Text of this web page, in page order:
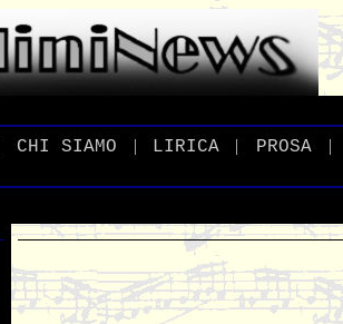
CHI _SIAMO | LIRICA | PROSA_ |